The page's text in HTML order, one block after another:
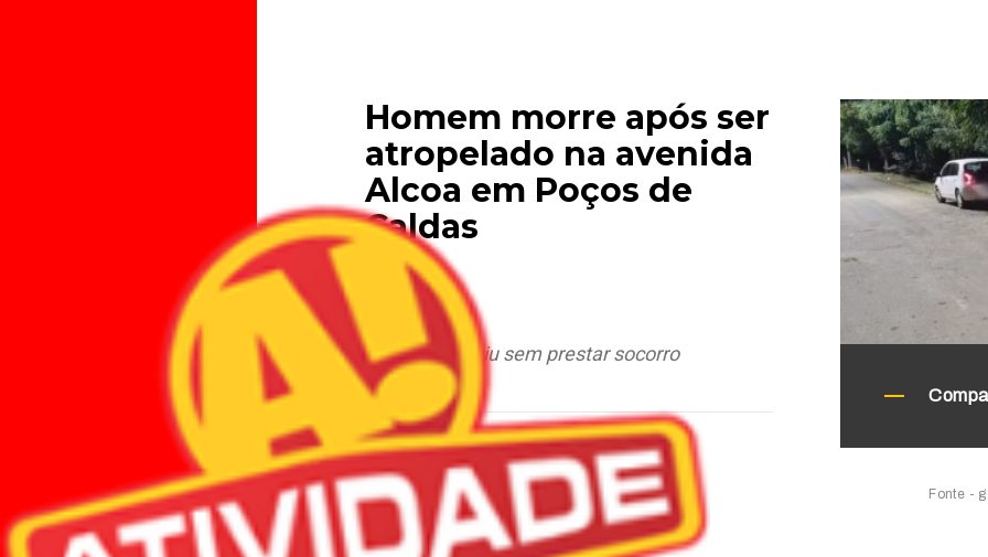
Homem morre após ser
atropelado na avenida
Alcoa em Poços de
Caldas
08.07.2025
Motorista fugiu sem prestar socorro
Fonte -